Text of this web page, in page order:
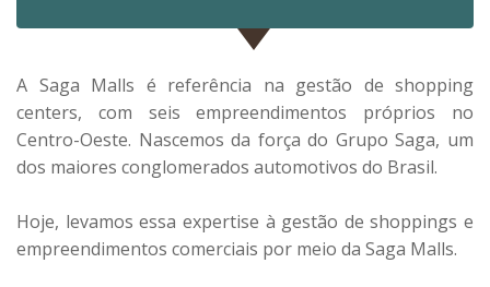
A Saga Malls é referência na gestão de shopping
centers, com seis empreendimentos próprios no
Centro-Oeste. Nascemos da força do Grupo Saga, um
dos maiores conglomerados automotivos do Brasil.
Hoje, levamos essa expertise à gestão de shoppings e
empreendimentos comerciais por meio da Saga Malls.